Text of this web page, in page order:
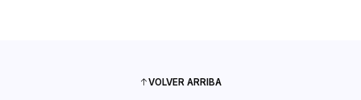
VOLVER ARRIBA